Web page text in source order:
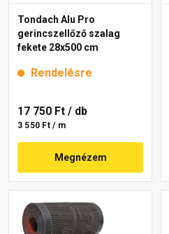
Tondach Alu Pro
gerincszellőző szalag
fekete 28x500 cm
Rendelésre
17 750 Ft / db
3 550 Ft / m
Megnézem